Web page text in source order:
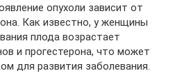
опухоли зависит от
Как известно, у женщины
плода возрастает
и прогестерона, что может
для развития заболевания.